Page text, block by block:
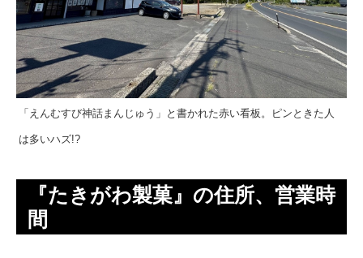
「えんむすび神話まんじゅう」と書かれた赤い看板。ピンときた人
は多いハズ!?
『たきがわ製菓』の住所、営業時
間